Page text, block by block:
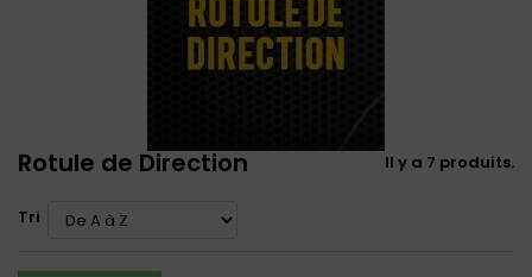
Rotule de Direction Il y a 7 produits.
Tri